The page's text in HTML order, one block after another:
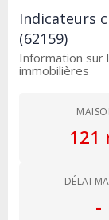
Indicateurs
(62159)
Information sur
immobilières
121
DÉLAI
-